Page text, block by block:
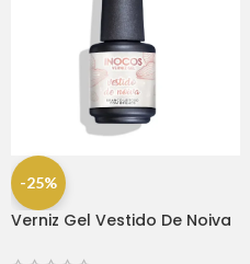
-25%
Verniz Gel Vestido De Noiva